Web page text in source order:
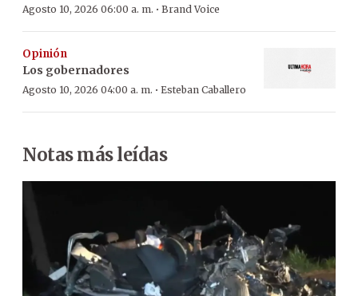
Agosto 10, 2026 06:00 a. m. · Brand Voice
Opinión
Los gobernadores
Agosto 10, 2026 04:00 a. m. · Esteban Caballero
Notas más leídas